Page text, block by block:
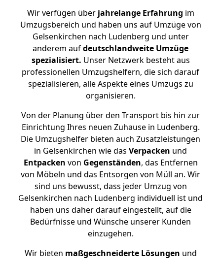
Wir verfügen überjahrelange Erfahrung im
Umzugsbereich und haben uns auf Umzüge von
Gelsenkirchen nach Ludenberg und unter
anderem aufdeutschlandweite Umzüge
spezialisiert. Unser Netzwerk besteht aus
professionellen Umzugshelfern, die sich darauf
spezialisieren, alle Aspekte eines Umzugs zu
organisieren.
Von der Planung über den Transport bis hin zur
Einrichtung Ihres neuen Zuhause in Ludenberg.
Die Umzugshelfer bieten auch Zusatzleistungen
in Gelsenkirchen wie das Verpacken und
Entpacken von Gegenständen, das Entfernen
von Möbeln und das Entsorgen von Müll an. Wir
sind uns bewusst, dass jeder Umzug von
Gelsenkirchen nach Ludenberg individuell ist und
haben uns daher darauf eingestellt, auf die
Bedürfnisse und Wünsche unserer Kunden
einzugehen.
Wir bieten maßgeschneiderte Lösungen und